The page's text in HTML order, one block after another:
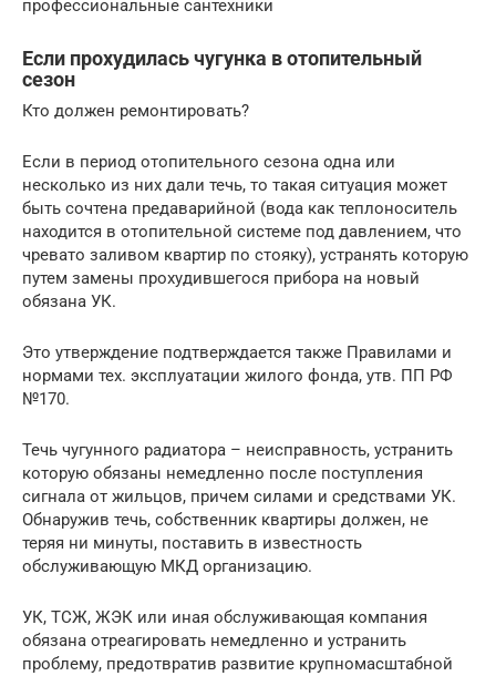
профессиональные сантехники
Если прохудилась чугунка в отопительный
сезон
Кто должен ремонтировать?
Если в период отопительного сезона одна или
несколько из них дали течь, то такая ситуация может
быть сочтена предаварийной (вода как теплоноситель
находится в отопительной системе под давлением, что
чревато заливом квартир по стояку), устранять которую
путем замены прохудившегося прибора на новый
обязана УК.
Это утверждение подтверждается также Правилами и
нормами тех. эксплуатации жилого фонда, утв. ПП РФ
№170.
Течь чугунного радиатора – неисправность, устранить
которую обязаны немедленно после поступления
сигнала от жильцов, причем силами и средствами УК.
Обнаружив течь, собственник квартиры должен, не
теряя ни минуты, поставить в известность
обслуживающую МКД организацию.
УК, ТСЖ, ЖЭК или иная обслуживающая компания
обязана отреагировать немедленно и устранить
проблему, предотвратив развитие крупномасштабной